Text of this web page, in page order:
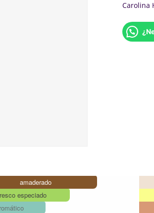
Carolina
amaderado
especiado